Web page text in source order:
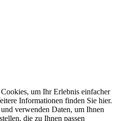
um Ihr Erlebnis einfacher
Informationen finden Sie hier.
verwenden Daten, um Ihnen
die zu Ihnen passen